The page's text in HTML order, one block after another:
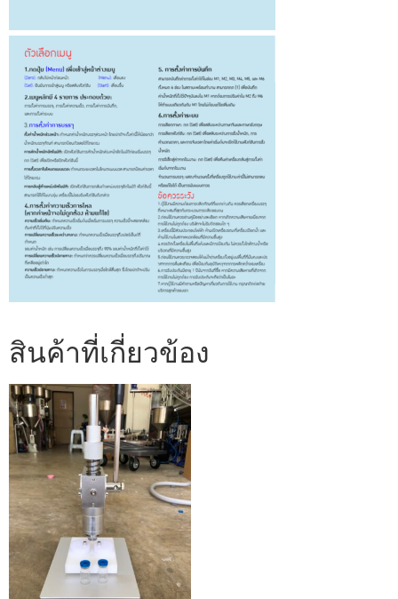
สินค้าที่เกี่ยวข้อง